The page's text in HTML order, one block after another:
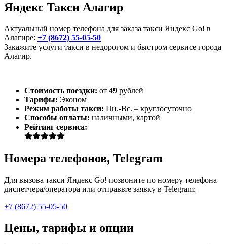
Яндекс Такси Алагир
Актуальный номер телефона для заказа такси Яндекс Go! в
Алагире: +7 (8672) 55-05-50
Закажите услуги такси в недорогом и быстром сервисе города
Алагир.
Стоимость поездки: от 49 рублей
Тарифы: Эконом
Режим работы такси: Пн.-Вс. – круглосуточно
Способы оплаты: наличными, картой
Рейтинг сервиса:
Номера телефонов, Telegram
Для вызова такси Яндекс Go! позвоните по номеру телефона
диспетчера/оператора или отправьте заявку в Telegram:
+7 (8672) 55-05-50
Цены, тарифы и опции